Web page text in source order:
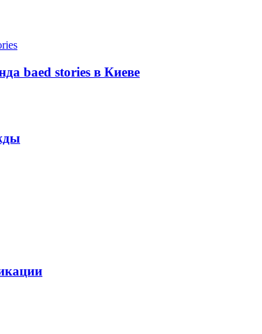
baed stories в Киеве